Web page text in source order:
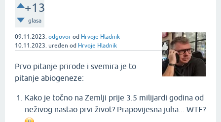
+13
glasa
09.11.2023. odgovor od Hrvoje Hladnik
10.11.2023. uređen od Hrvoje Hladnik
Prvo pitanje prirode i svemira je to
pitanje abiogeneze:
Kako je točno na Zemlji prije 3.5 milijardi godina od
neživog nastao prvi život? Prapovijesna juha... WTF?